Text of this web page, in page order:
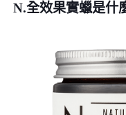
N.全效果實蠟是什